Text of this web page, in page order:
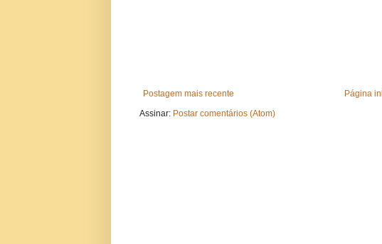
Postagem mais recente
Página
Assinar: Postar comentários (Atom)